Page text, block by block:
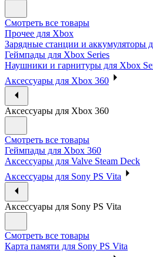
Смотреть все товары
Прочее для Xbox
Зарядные станции и аккумуляторы
Геймпады для Xbox Series
Наушники и гарнитуры для Xbox
Аксессуары для Xbox 360
Аксессуары для Xbox 360
Смотреть все товары
Геймпады для Xbox 360
Аксессуары для Valve Steam Deck
Аксессуары для Sony PS Vita
Аксессуары для Sony PS Vita
Смотреть все товары
Карта памяти для Sony PS Vita